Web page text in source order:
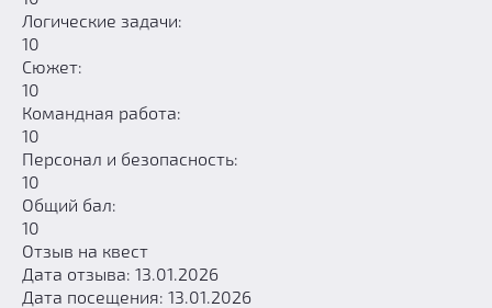
Логические задачи:
10
Сюжет:
10
Командная работа:
10
Персонал и безопасность:
10
Общий бал:
10
Отзыв на квест
Дата отзыва: 13.01.2026
Дата посещения: 13.01.2026